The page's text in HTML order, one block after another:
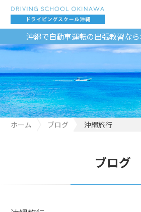
沖縄で自動車運転の出張教習なら
ホーム ブログ 沖縄旅行
ブログ